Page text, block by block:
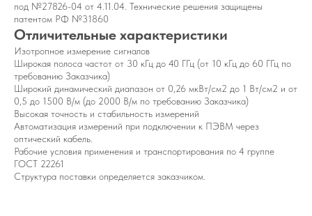
под №27826-04 от 4.11.04. Технические решения защищены
патентом РФ №31860
Отличительные характеристики
Изотропное измерение сигналов
Широкая полоса частот от 30 кГц до 40 ГГц (от 10 кГц до 60 ГГц по
требованию Заказчика)
Широкий динамический диапазон от 0,26 мкВт/см2 до 1 Вт/см2 и от
0,5 до 1500 В/м (до 2000 В/м по требованию Заказчика)
Высокая точность и стабильность измерений
Автоматизация измерений при подключении к ПЭВМ через
оптический кабель.
Рабочие условия применения и транспортирования по 4 группе
ГОСТ 22261
Структура поставки определяется заказчиком.